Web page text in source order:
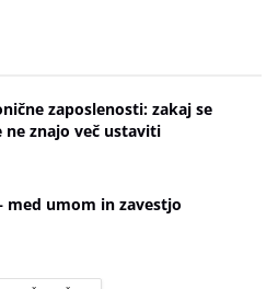
zaposlenosti: zakaj se
ne znajo več ustaviti
med umom in zavestjo